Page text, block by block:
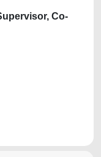
Co-